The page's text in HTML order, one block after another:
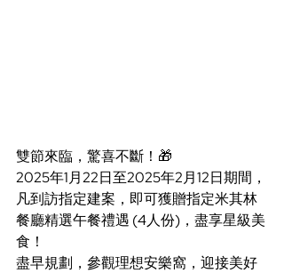
雙節來臨，驚喜不斷！🎁
2025年1月22日至2025年2月12日期間，
凡到訪指定建案，即可獲贈指定米其林
餐廳精選午餐禮遇 (4人份)，盡享星級美
食！
盡早規劃，參觀理想安樂窩，迎接美好